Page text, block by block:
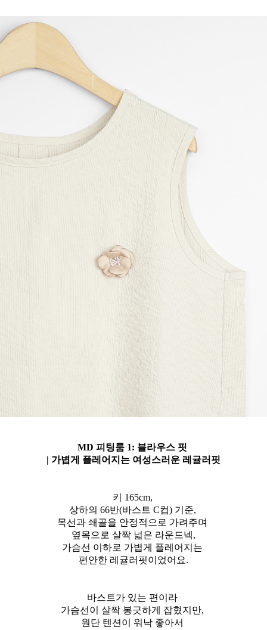
MD 피팅룸 1: 블라우스 핏
| 가볍게 플레어지는 여성스러운 레귤러핏
키 165cm,
상하의 66반(바스트 C컵) 기준,
목선과 쇄골을 안정적으로 가려주며
옆목으로 살짝 넓은 라운드넥,
가슴선 이하로 가볍게 플레어지는
편안한 레귤러핏이었어요.
바스트가 있는 편이라
가슴선이 살짝 봉긋하게 잡혔지만,
원단 텐션이 워낙 좋아서